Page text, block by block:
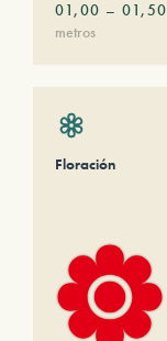
01,00 – 01,50
metros
Floración